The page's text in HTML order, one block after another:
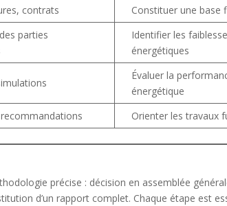
contrats Constituer une base
parties
Identifier les
énergétiques
Évaluer la
énergétique
Orienter les travaux
précise : décision en assemblée
d’un rapport complet. Chaque étape est